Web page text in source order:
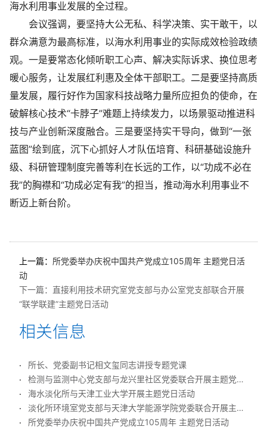
海水利用事业发展的全过程。
会议强调，要坚持大公无私、科学决策、实干敢干，以
群众满意为最高标准，以海水利用事业的实际成效检验政绩
观。一是要常态化倾听职工心声、解决实际诉求、换位思考
暖心服务，让发展红利惠及全体干部职工。二是要坚持高质
量发展，履行好作为国家科技战略力量所应担负的使命，在
破解核心技术“卡脖子”难题上持续发力，以场景驱动推进科
技与产业创新深度融合。三是要坚持实干导向，做到“一张
蓝图”绘到底，沉下心抓好人才队伍培育、科研基础设施升
级、科研管理制度完善等利在长远的工作，以“功成不必在
我”的胸襟和“功成必定有我”的担当，推动海水利用事业不
断迈上新台阶。
上一篇： 所党委举办庆祝中国共产党成立105周年 主题党日活
动
下一篇： 直接利用技术研究室党支部与办公室党支部联合开展
“联学联建”主题党日活动
所长、党委副书记相文玺同志讲授专题党课
检测与监测中心党支部与龙兴里社区党委联合开展主题党日活动
海水淡化所与天津工业大学开展主题党日活动
淡化所环境室党支部与天津大学能源学院党委联合开展主题党日活动
所党委举办庆祝中国共产党成立105周年 主题党日活动